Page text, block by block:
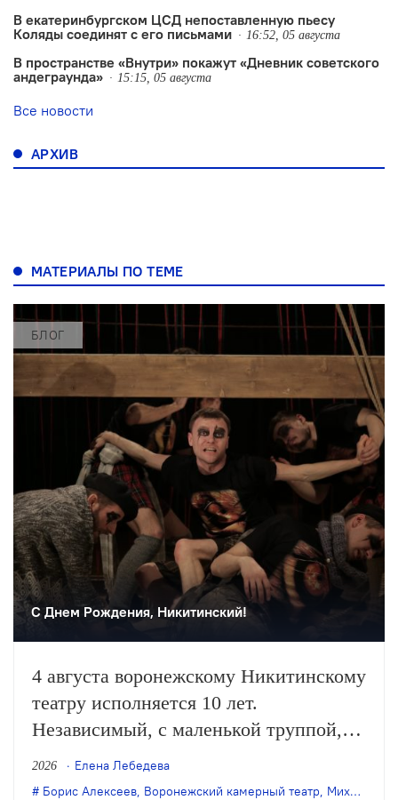
В екатеринбургском ЦСД непоставленную пьесу
Коляды соединят с его письмами
16:52, 05 августа
В пространстве «Внутри» покажут «Дневник советского
андеграунда»
15:15, 05 августа
Все новости
АРХИВ
МАТЕРИАЛЫ ПО ТЕМЕ
БЛОГ
С Днем Рождения, Никитинский!
4 августа воронежскому Никитинскому
театру исполняется 10 лет.
Независимый, с маленькой труппой,
он все очевиднее становится
художественным явлением в
2026
Елена Лебедева
Борис Алексеев, Воронежский камерный театр, Михаил Бычков